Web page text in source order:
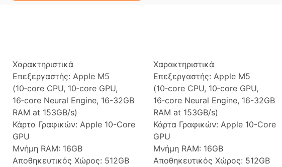
Χαρακτηριστικά
Επεξεργαστής: Apple M5
(10‑core CPU, 10‑core GPU,
16‑core Neural Engine, 16-32GB
RAM at 153GB/s)
Κάρτα Γραφικών: Apple 10-Core
GPU
Μνήμη RAM: 16GB
Αποθηκευτικός Χώρος: 512GB
Χαρακτηριστικά
Επεξεργαστής: Apple M5
(10‑core CPU, 10‑core GPU,
16‑core Neural Engine, 16-32GB
RAM at 153GB/s)
Κάρτα Γραφικών: Apple 10-Core
GPU
Μνήμη RAM: 16GB
Αποθηκευτικός Χώρος: 512GB